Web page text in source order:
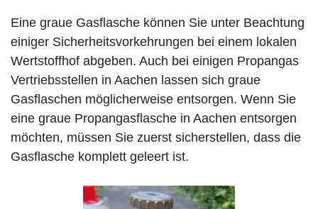
Eine graue Gasflasche können Sie unter Beachtung
einiger Sicherheitsvorkehrungen bei einem lokalen
Wertstoffhof abgeben. Auch bei einigen Propangas
Vertriebsstellen in Aachen lassen sich graue
Gasflaschen möglicherweise entsorgen. Wenn Sie
eine graue Propangasflasche in Aachen entsorgen
möchten, müssen Sie zuerst sicherstellen, dass die
Gasflasche komplett geleert ist.